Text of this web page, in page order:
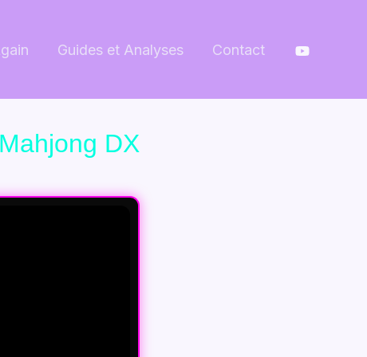
Guides et Analyses Contact
DX